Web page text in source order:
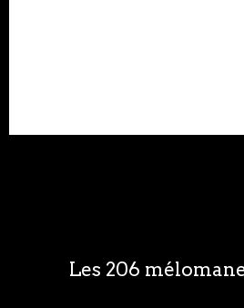
Les 206